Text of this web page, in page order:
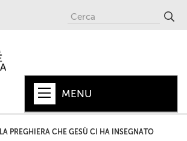
MENU
LA PREGHIERA CHE GESÙ CI HA INSEGNATO